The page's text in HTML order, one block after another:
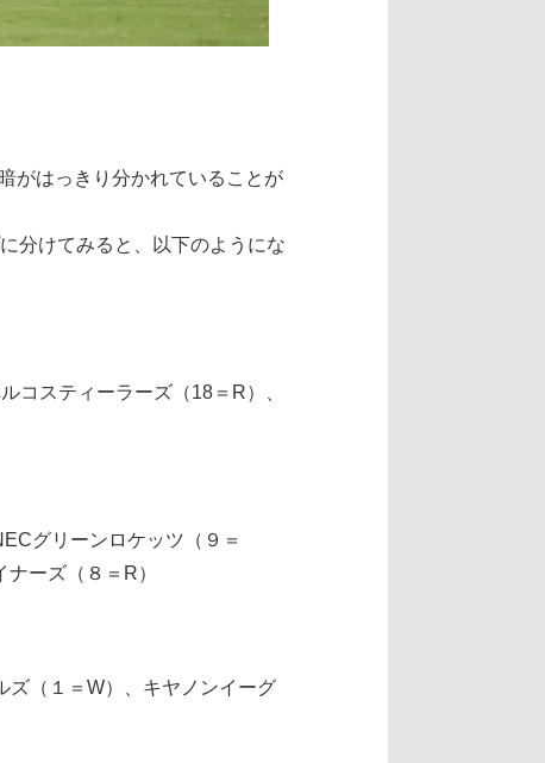
がはっきり分かれていることが
分けてみると、以下のようにな
コスティーラーズ（18＝R）、
グリーンロケッツ（９＝
ーズ（８＝R）
ズ（１＝W）、キヤノンイーグ